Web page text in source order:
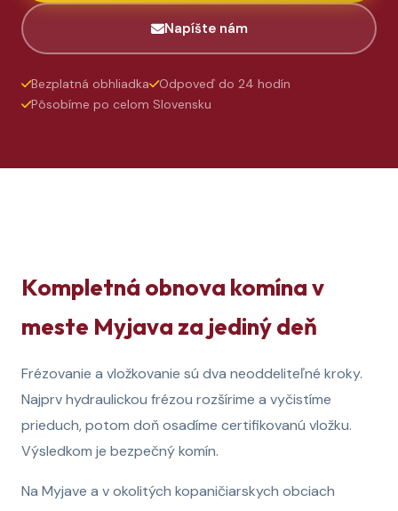
Napíšte nám
Bezplatná obhliadka
Odpoveď do 24 hodín
Pôsobíme po celom Slovensku
Kompletná obnova komína v
meste Myjava za jediný deň
Frézovanie a vložkovanie sú dva neoddeliteľné kroky.
Najprv hydraulickou frézou rozšírime a vyčistíme
prieduch, potom doň osadíme certifikovanú vložku.
Výsledkom je bezpečný komín.
Na Myjave a v okolitých kopaničiarskych obciach